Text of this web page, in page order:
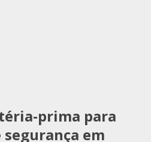
prima para
em